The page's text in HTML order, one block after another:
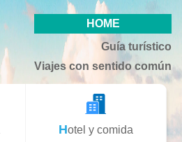
HOME
Guía turístico
Viajes con sentido común
Hotel y comida